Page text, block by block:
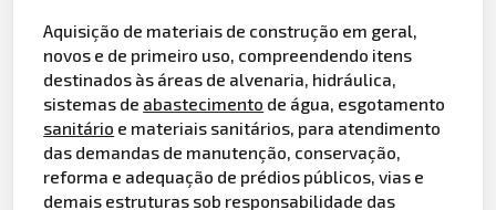
Aquisição de materiais de construção em geral,
novos e de primeiro uso, compreendendo itens
destinados às áreas de alvenaria, hidráulica,
sistemas de abastecimento de água, esgotamento
sanitário e materiais sanitários, para atendimento
das demandas de manutenção, conservação,
reforma e adequação de prédios públicos, vias e
demais estruturas sob responsabilidade das